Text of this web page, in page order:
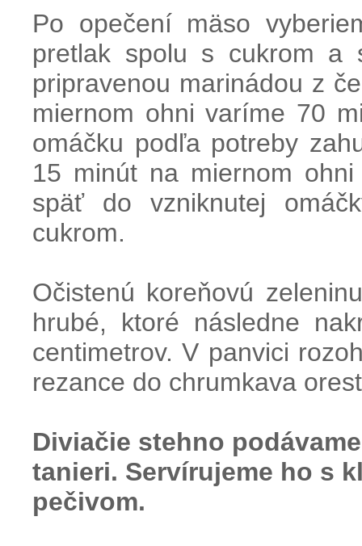
Po opečení mäso
pretlak spolu s cukrom a
pripravenou marinádou z
miernom ohni varíme 70
omáčku podľa potreby
15 minút na miernom
späť do vzniknutej
cukrom.
Očistenú koreňovú
hrubé, ktoré následne
centimetrov. V panvici
rezance do chrumkava
Diviačie stehno
tanieri. Servírujeme ho s
pečivom.